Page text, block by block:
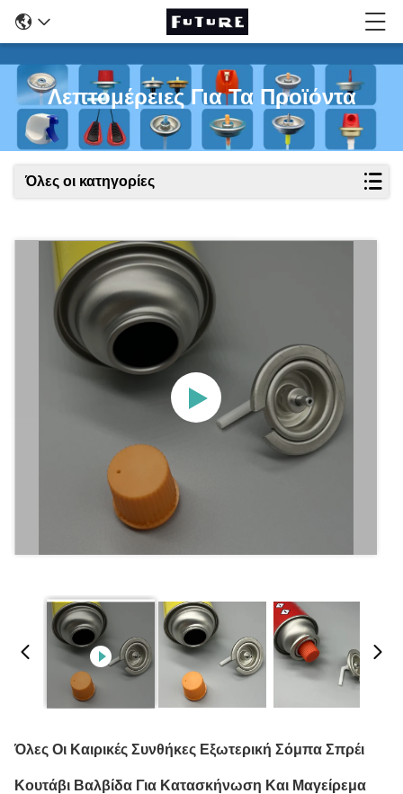
Λεπτομέρειες Για Τα Προϊόντα
Όλες οι κατηγορίες
Όλες Οι Καιρικές Συνθήκες Εξωτερική Σόμπα Σπρέι
Κουτάβι Βαλβίδα Για Κατασκήνωση Και Μαγείρεμα